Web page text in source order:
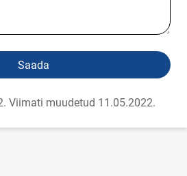
Saada
Viimati muudetud 11.05.2022.